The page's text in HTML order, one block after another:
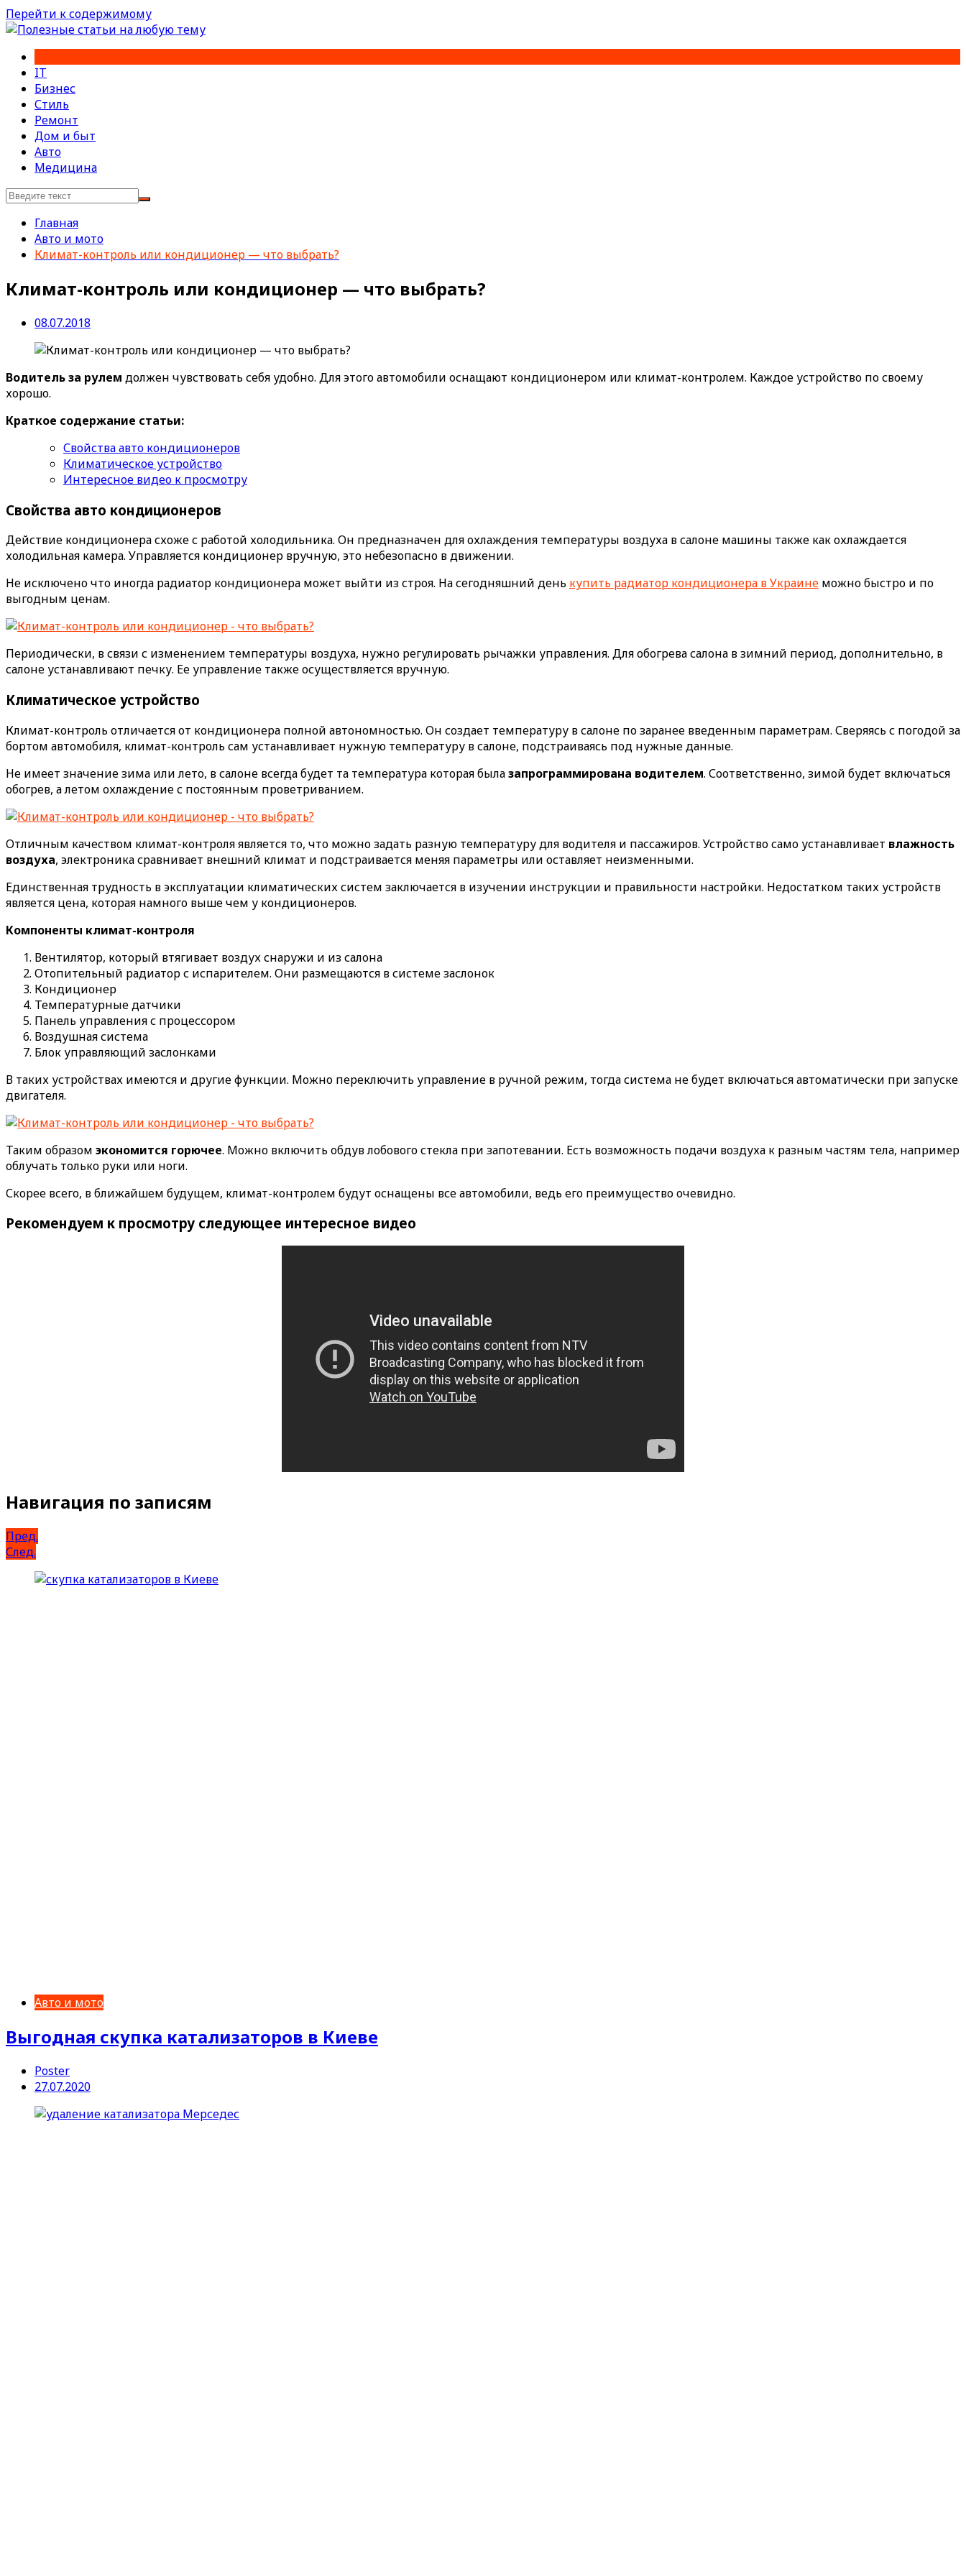
Перейти к содержимому
IT
Бизнес
Стиль
Ремонт
Дом и быт
Авто
Медицина
Главная
Авто и мото
Климат-контроль или кондиционер — что выбрать?
Климат-контроль или кондиционер — что выбрать?
08.07.2018
Водитель за рулем должен чувствовать себя удобно. Для этого автомобили оснащают кондиционером или климат-контролем. Каждое устройство по своему
хорошо.
Краткое содержание статьи:
Свойства авто кондиционеров
Климатическое устройство
Интересное видео к просмотру
Свойства авто кондиционеров
Действие кондиционера схоже с работой холодильника. Он предназначен для охлаждения температуры воздуха в салоне машины также как охлаждается
холодильная камера. Управляется кондиционер вручную, это небезопасно в движении.
Не исключено что иногда радиатор кондиционера может выйти из строя. На сегодняшний день купить радиатор кондиционера в Украине можно быстро и по
выгодным ценам.
Периодически, в связи с изменением температуры воздуха, нужно регулировать рычажки управления. Для обогрева салона в зимний период, дополнительно, в
салоне устанавливают печку. Ее управление также осуществляется вручную.
Климатическое устройство
Климат-контроль отличается от кондиционера полной автономностью. Он создает температуру в салоне по заранее введенным параметрам. Сверяясь с погодой за
бортом автомобиля, климат-контроль сам устанавливает нужную температуру в салоне, подстраиваясь под нужные данные.
Не имеет значение зима или лето, в салоне всегда будет та температура которая былазапрограммирована водителем. Соответственно, зимой будет включаться
обогрев, а летом охлаждение с постоянным проветриванием.
Отличным качеством климат-контроля является то, что можно задать разную температуру для водителя и пассажиров. Устройство само устанавливает влажность
воздуха, электроника сравнивает внешний климат и подстраивается меняя параметры или оставляет неизменными.
Единственная трудность в эксплуатации климатических систем заключается в изучении инструкции и правильности настройки. Недостатком таких устройств
является цена, которая намного выше чем у кондиционеров.
Компоненты климат-контроля
Вентилятор, который втягивает воздух снаружи и из салона
Отопительный радиатор с испарителем. Они размещаются в системе заслонок
Кондиционер
Температурные датчики
Панель управления с процессором
Воздушная система
Блок управляющий заслонками
В таких устройствах имеются и другие функции. Можно переключить управление в ручной режим, тогда система не будет включаться автоматически при запуске
двигателя.
Таким образом экономится горючее. Можно включить обдув лобового стекла при запотевании. Есть возможность подачи воздуха к разным частям тела, например
облучать только руки или ноги.
Скорее всего, в ближайшем будущем, климат-контролем будут оснащены все автомобили, ведь его преимущество очевидно.
Рекомендуем к просмотру следующее интересное видео
Навигация по записям
Пред.
След.
Авто и мото
Выгодная скупка катализаторов в Киеве
Poster
27.07.2020